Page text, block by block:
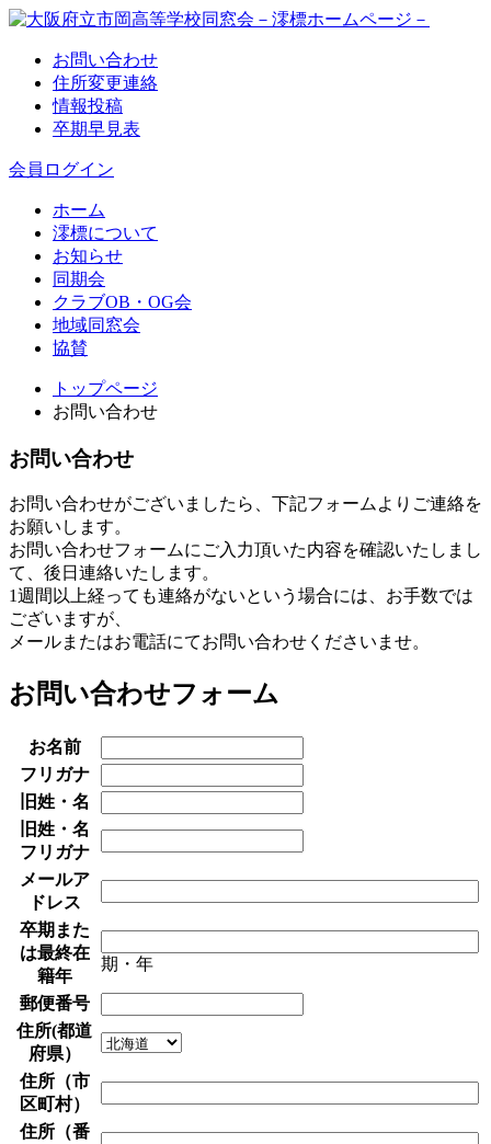
お問い合わせ
住所変更連絡
情報投稿
卒期早見表
会員ログイン
ホーム
澪標について
お知らせ
同期会
クラブOB・OG会
地域同窓会
協賛
トップページ
お問い合わせ
お問い合わせ
お問い合わせがございましたら、下記フォームよりご連絡を
お願いします。
お問い合わせフォームにご入力頂いた内容を確認いたしまし
て、後日連絡いたします。
1週間以上経っても連絡がないという場合には、お手数では
ございますが、
メールまたはお電話にてお問い合わせくださいませ。
お問い合わせフォーム
お名前
フリガナ
旧姓・名
旧姓・名
フリガナ
メールア
ドレス
卒期また
は最終在
籍年
期・年
郵便番号
住所(都道
府県）
住所（市
区町村）
住所（番